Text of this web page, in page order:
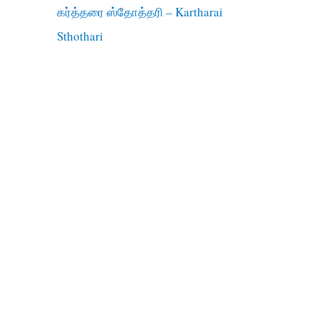
கர்த்தரை ஸ்தோத்தரி – Kartharai
Sthothari